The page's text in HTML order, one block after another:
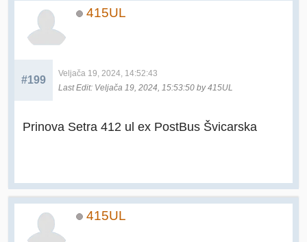
415UL
#199
Veljača 19, 2024, 14:52:43
Last Edit: Veljača 19, 2024, 15:53:50 by 415UL
Prinova Setra 412 ul ex PostBus Švicarska
415UL